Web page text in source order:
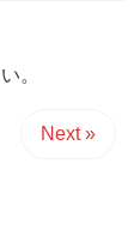
。
Next »